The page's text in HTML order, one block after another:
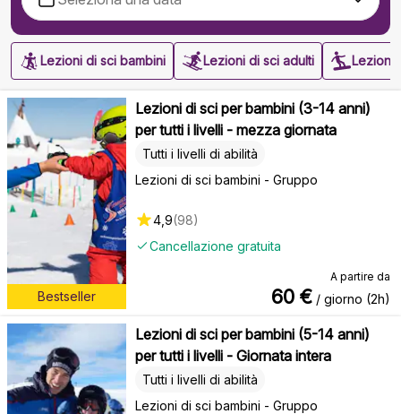
Lezioni di sci bambini Lezioni di sci adulti Lezioni
Bestseller
Lezioni di sci per bambini (3-14 anni)
per tutti i livelli - mezza giornata
Lezioni di sci bambini - Gruppo
Tutti i livelli di abilità
Cancellazione gratuita
4,9(98)
A partire da
60 € / giorno (2h)
Lezioni di sci per bambini (5-14 anni)
per tutti i livelli - Giornata intera
Lezioni di sci bambini - Gruppo
Tutti i livelli di abilità